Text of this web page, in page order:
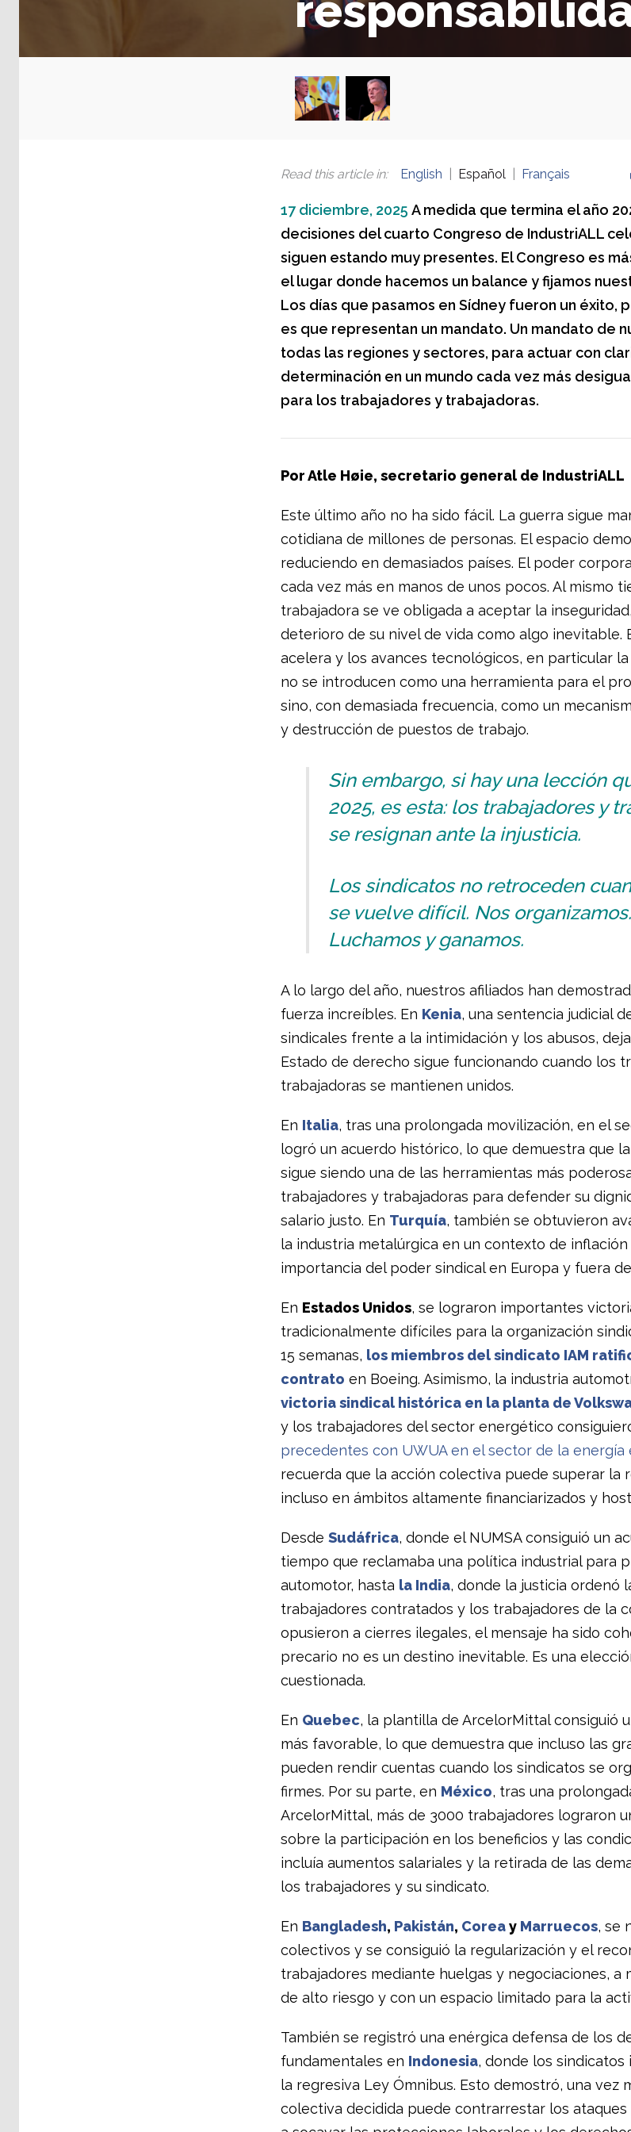
Read this article in: English Español Français
17 diciembre, 2025 A medida que termina el año
decisiones del cuarto Congreso de IndustriALL
siguen estando muy presentes. El Congreso es
el lugar donde hacemos un balance y fijamos
Los días que pasamos en Sídney fueron un éxito,
es que representan un mandato. Un mandato de
todas las regiones y sectores, para actuar con
determinación en un mundo cada vez más
para los trabajadores y trabajadoras.
Por Atle Høie, secretario general de IndustriALL
Este último año no ha sido fácil. La guerra sigue
cotidiana de millones de personas. El espacio
reduciendo en demasiados países. El poder
cada vez más en manos de unos pocos. Al mismo
trabajadora se ve obligada a aceptar la
deterioro de su nivel de vida como algo inevitable.
acelera y los avances tecnológicos, en particular
no se introducen como una herramienta para el
sino, con demasiada frecuencia, como un
y destrucción de puestos de trabajo.
Sin embargo, si hay una lección
2025, es esta: los trabajadores y
se resignan ante la injusticia.
Los sindicatos no retroceden
se vuelve difícil. Nos
Luchamos y ganamos.
A lo largo del año, nuestros afiliados han
fuerza increíbles. En Kenia, una sentencia judicial
sindicales frente a la intimidación y los abusos,
Estado de derecho sigue funcionando cuando los
trabajadoras se mantienen unidos.
En Italia, tras una prolongada movilización, en el
logró un acuerdo histórico, lo que demuestra que
sigue siendo una de las herramientas más
trabajadores y trabajadoras para defender su
salario justo. En Turquía, también se obtuvieron
la industria metalúrgica en un contexto de
importancia del poder sindical en Europa y fuera
En Estados Unidos, se lograron importantes
tradicionalmente difíciles para la organización
15 semanas, los miembros del sindicato IAM
contrato en Boeing. Asimismo, la industria
victoria sindical histórica en la planta de
y los trabajadores del sector energético
precedentes con UWUA en el sector de la energía
recuerda que la acción colectiva puede superar la
incluso en ámbitos altamente financiarizados y
Desde Sudáfrica, donde el NUMSA consiguió un
tiempo que reclamaba una política industrial para
automotor, hasta la India, donde la justicia ordenó
trabajadores contratados y los trabajadores de la
opusieron a cierres ilegales, el mensaje ha sido
precario no es un destino inevitable. Es una
cuestionada.
En Quebec, la plantilla de ArcelorMittal consiguió
más favorable, lo que demuestra que incluso las
pueden rendir cuentas cuando los sindicatos se
firmes. Por su parte, en México, tras una
ArcelorMittal, más de 3000 trabajadores lograron
sobre la participación en los beneficios y las
incluía aumentos salariales y la retirada de las
los trabajadores y su sindicato.
En Bangladesh, Pakistán, Coreay Marruecos, se
colectivos y se consiguió la regularización y el
trabajadores mediante huelgas y negociaciones, a
de alto riesgo y con un espacio limitado para la
También se registró una enérgica defensa de los
fundamentales en Indonesia, donde los
la regresiva Ley Ómnibus. Esto demostró, una vez
colectiva decidida puede contrarrestar los